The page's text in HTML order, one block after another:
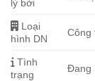
lý bởi
Loại
hình DN
Công
Tình
trạng
Đang